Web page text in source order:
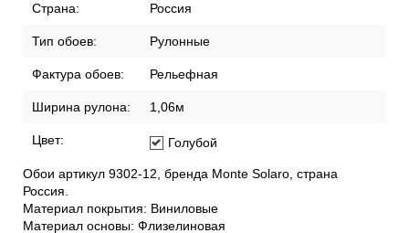
Страна: Россия
Тип обоев: Рулонные
Фактура обоев: Рельефная
Ширина рулона: 1,06м
Цвет: Голубой
Обои артикул 9302-12, бренда Monte Solaro, страна
Россия.
Материал покрытия: Виниловые
Материал основы: Флизелиновая